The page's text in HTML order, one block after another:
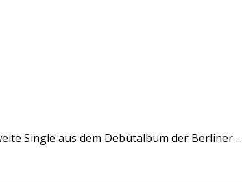
Single aus dem Debütalbum der Berliner ...